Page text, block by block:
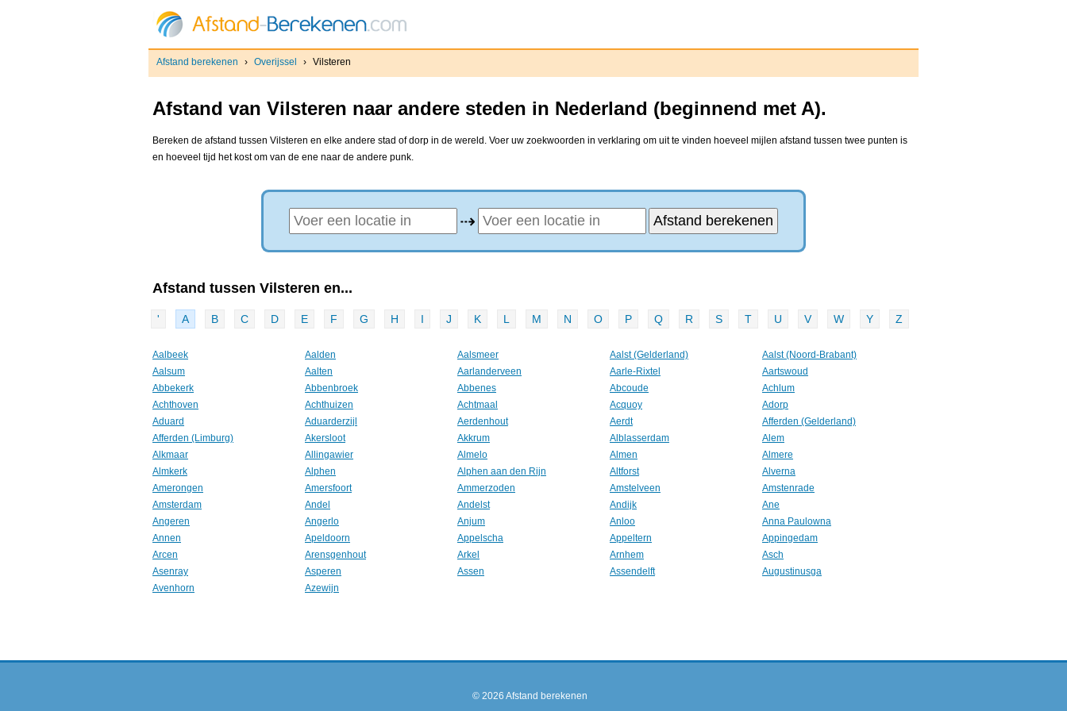
Afstand berekenen › Overijssel › Vilsteren
Afstand van Vilsteren naar andere steden in Nederland (beginnend met A).
Bereken de afstand tussen Vilsteren en elke andere stad of dorp in de wereld. Voer uw zoekwoorden in verklaring om uit te vinden hoeveel mijlen afstand tussen twee punten is
en hoeveel tijd het kost om van de ene naar de andere punk.
⇢
Afstand tussen Vilsteren en...
' A B C D E F G H I J K L M N O P Q R S T U V W Y Z
Aalbeek Aalden Aalsmeer Aalst (Gelderland)
Aalst (Noord-Brabant)
Aalsum
Aalten Aarlanderveen Aarle-Rixtel
Aartswoud
Abbekerk
Abbenbroek Abbenes Abcoude
Achlum
Achthoven
Achthuizen Achtmaal Acquoy
Adorp
Aduard
Aduarderzijl Aerdenhout Aerdt
Afferden (Gelderland)
Afferden (Limburg)
Akersloot Akkrum Alblasserdam
Alem
Alkmaar
Allingawier Almelo Almen
Almere
Almkerk
Alphen Alphen aan den Rijn Altforst
Alverna
Amerongen
Amersfoort Ammerzoden Amstelveen
Amstenrade
Amsterdam
Andel Andelst Andijk
Ane
Angeren
Angerlo Anjum Anloo
Anna Paulowna
Annen
Apeldoorn Appelscha Appeltern
Appingedam
Arcen
Arensgenhout Arkel Arnhem
Asch
Asenray
Asperen Assen Assendelft
Augustinusga
Avenhorn
Azewijn
© 2026 Afstand berekenen